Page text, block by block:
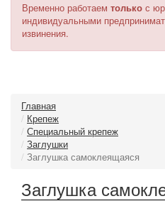
Временно работаем только с
индивидуальными
извинения.
Главная
Крепеж
Специальный крепеж
Заглушки
Заглушка самоклеящаяся
Заглушка